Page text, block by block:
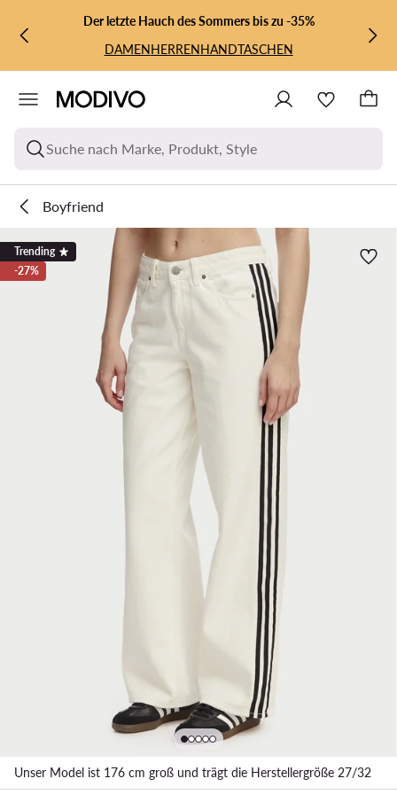
ZUM HAUPTINHALT SPRINGEN
ZUR SUCHEDer letzte Hauch des Sommers bis zu -35%
DAMENHERRENHANDTASCHEN
Suche nach Marke, Produkt, Style
Boyfriend
Trending
-27%
Unser Model ist 176 cm groß und trägt die Herstellergröße 27/32